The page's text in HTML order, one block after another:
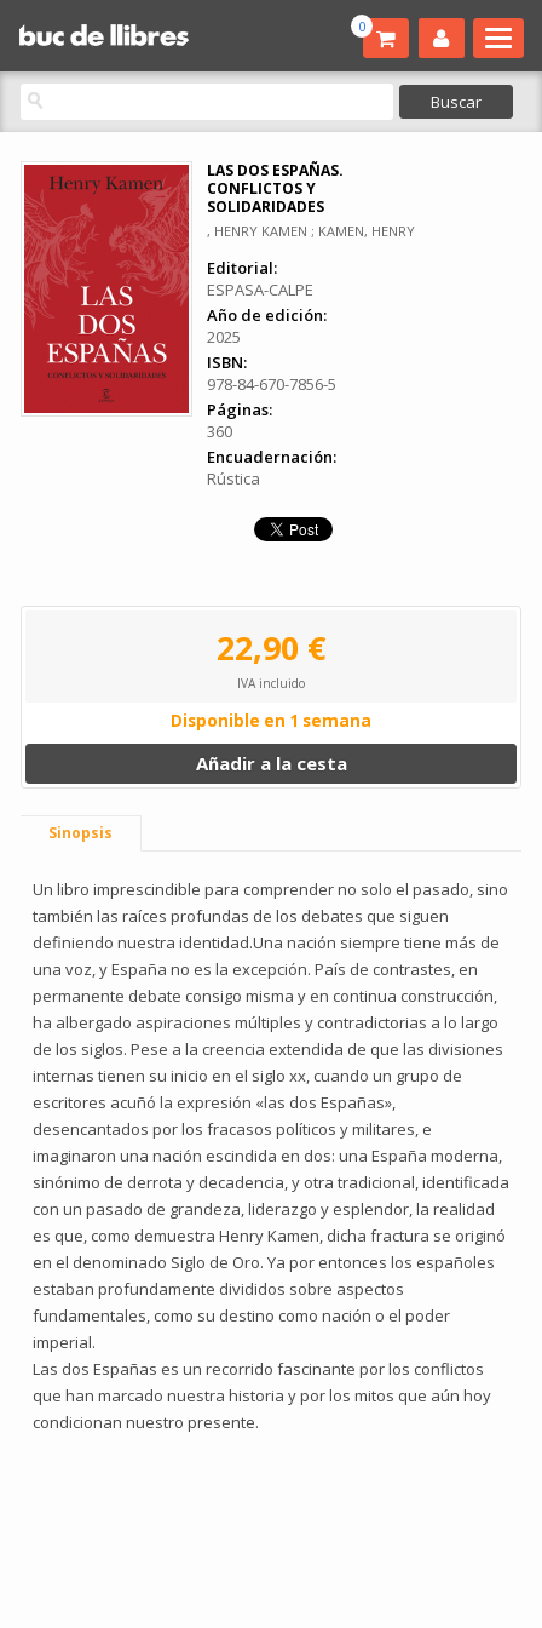
0
LAS DOS ESPAÑAS.
CONFLICTOS Y
SOLIDARIDADES
, HENRY KAMEN ; KAMEN, HENRY
Editorial:
ESPASA-CALPE
Año de edición:
2025
ISBN:
978-84-670-7856-5
Páginas:
360
Encuadernación:
Rústica
22,90 €
IVA incluido
Disponible en 1 semana
Añadir a la cesta
Sinopsis
Un libro imprescindible para comprender no solo el pasado, sino
también las raíces profundas de los debates que siguen
definiendo nuestra identidad.Una nación siempre tiene más de
una voz, y España no es la excepción. País de contrastes, en
permanente debate consigo misma y en continua construcción,
ha albergado aspiraciones múltiples y contradictorias a lo largo
de los siglos. Pese a la creencia extendida de que las divisiones
internas tienen su inicio en el siglo xx, cuando un grupo de
escritores acuñó la expresión «las dos Españas»,
desencantados por los fracasos políticos y militares, e
imaginaron una nación escindida en dos: una España moderna,
sinónimo de derrota y decadencia, y otra tradicional, identificada
con un pasado de grandeza, liderazgo y esplendor, la realidad
es que, como demuestra Henry Kamen, dicha fractura se originó
en el denominado Siglo de Oro. Ya por entonces los españoles
estaban profundamente divididos sobre aspectos
fundamentales, como su destino como nación o el poder
imperial.
Las dos Españas es un recorrido fascinante por los conflictos
que han marcado nuestra historia y por los mitos que aún hoy
condicionan nuestro presente.